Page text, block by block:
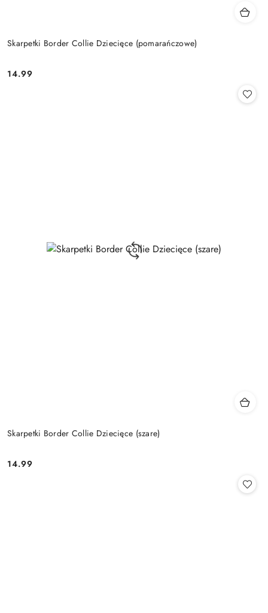
Skarpetki Border Collie Dziecięce (pomarańczowe)
Cena:
14.99
Skarpetki Border Collie Dziecięce (szare)
Cena:
14.99